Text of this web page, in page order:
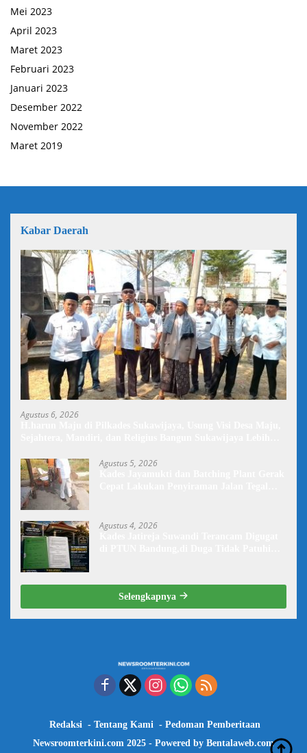
Mei 2023
April 2023
Maret 2023
Februari 2023
Januari 2023
Desember 2022
November 2022
Maret 2019
Kabar Daerah
Agustus 6, 2026
Agustus 5, 2026
Agustus 4, 2026
Selengkapnya
Redaksi Tentang Kami
Pedoman Pemberitaan
Newsroomterkini.com 2025 - Powered by Bentalaweb.com